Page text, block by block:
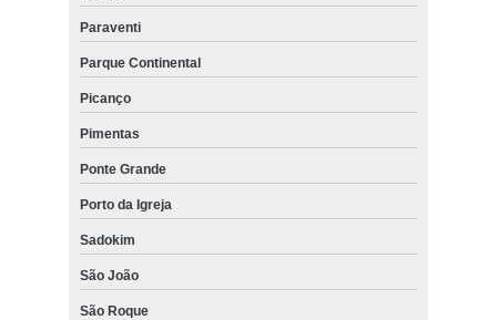
Paraventi
Parque Continental
Picanço
Pimentas
Ponte Grande
Porto da Igreja
Sadokim
São João
São Roque